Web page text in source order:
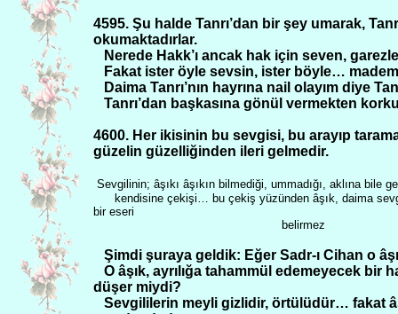
4595. Şu halde Tanrı’dan bir şey umarak,
okumaktadırlar.
Nerede Hakk’ı ancak hak için seven,
Fakat ister öyle sevsin, ister böyle… madem
Daima Tanrı’nın hayrına nail olayım diye
Tanrı’dan başkasına gönül vermekten
4600. Her ikisinin bu sevgisi, bu arayıp
güzelin güzelliğinden ileri gelmedir.
Sevgilinin; âşıkı âşıkın bilmediği, ummadığı, aklına bile
kendisine çekişi… bu çekiş yüzünden âşık, daima
bir eseri
belirmez
Şimdi şuraya geldik: Eğer Sadr-ı Cihan o
O âşık, ayrılığa tahammül edemeyecek
düşer miydi?
Sevgililerin meyli gizlidir, örtülüdür… fakat